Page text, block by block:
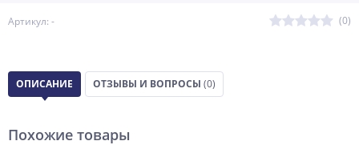
Артикул: - (0)
ОПИСАНИЕ ОТЗЫВЫ И ВОПРОСЫ (0)
Похожие товары